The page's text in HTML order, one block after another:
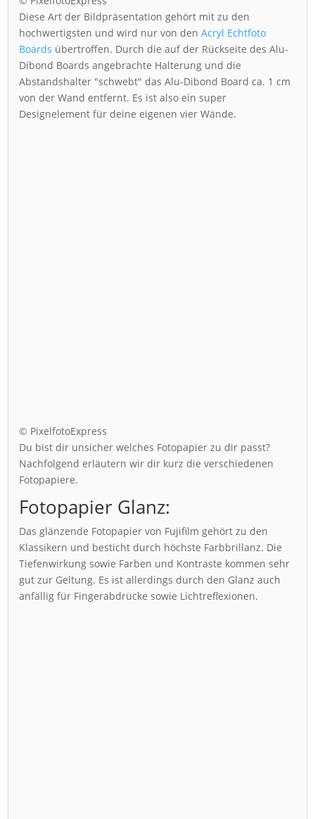
Diese Art der Bildpräsentation gehört mit zu den
hochwertigsten und wird nur von denAcryl Echtfoto
Boards übertroffen. Durch die auf der Rückseite des Alu-
Dibond Boards angebrachte Halterung und die
Abstandshalter "schwebt" das Alu-Dibond Board ca. 1 cm
von der Wand entfernt. Es ist also ein super
Designelement für deine eigenen vier Wände.
© PixelfotoExpress
Du bist dir unsicher welches Fotopapier zu dir passt?
Nachfolgend erläutern wir dir kurz die verschiedenen
Fotopapiere.
Fotopapier Glanz:
Das glänzende Fotopapier von Fujifilm gehört zu den
Klassikern und besticht durch höchste Farbbrillanz. Die
Tiefenwirkung sowie Farben und Kontraste kommen sehr
gut zur Geltung. Es ist allerdings durch den Glanz auch
anfällig für Fingerabdrücke sowie Lichtreflexionen.